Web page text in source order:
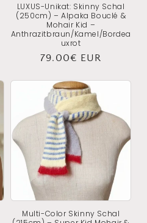
LUXUS-Unikat: Skinny Schal
(250cm) – Alpaka Bouclé &
Mohair Kid –
Anthrazitbraun/Kamel/Bordea
uxrot
Normaler
79.00€ EUR
Multi-Color Skinny Schal